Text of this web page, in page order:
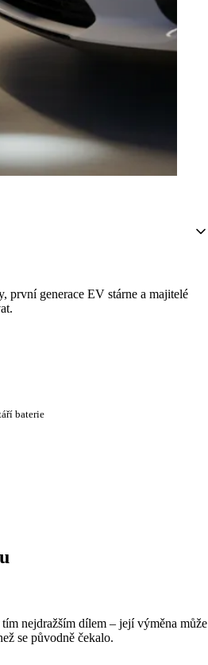
první generace EV stárne a majitelé
baterie
nejdražším dílem – její výměna může
se původně čekalo.